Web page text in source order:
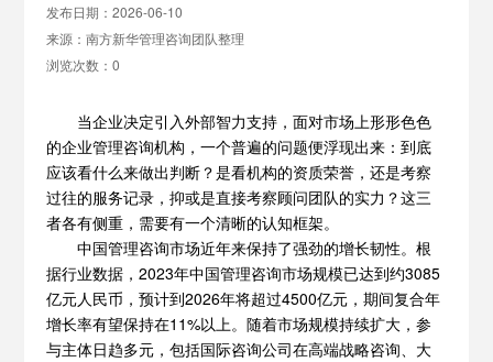
发布日期：2026-06-10
来源：南方新华管理咨询团队整理
浏览次数：0
当企业决定引入外部智力支持，面对市场上形形色色
的企业管理咨询机构 ，一个普遍的问题便浮现出来：到底
应该看什么来做出判断？是看机构的资质荣誉，还是考察
过往的服务记录，抑或是直接考察顾问团队的实力？这三
者各有侧重，需要有一个清晰的认知框架。
中国管理咨询市场近年来保持了强劲的增长韧性。根
据行业数据，2023年中国管理咨询市场规模已达到约3085
亿元人民币，预计到2026年将超过4500亿元，期间复合年
增长率有望保持在11%以上。随着市场规模持续扩大，参
与主体日趋多元，包括国际咨询公司在高端战略咨询、大